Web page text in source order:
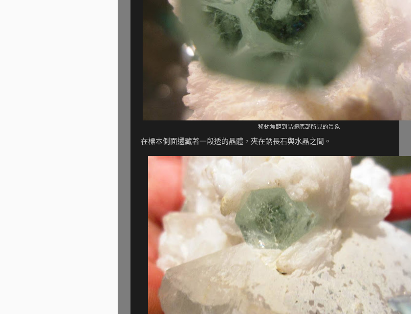
移動焦距到晶體底部所見的景象
在標本側面還藏著一段透的晶體，夾在鈉長石與水晶之間。